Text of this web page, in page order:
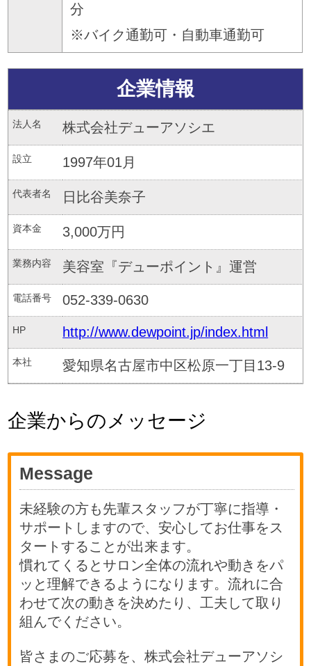
分
※バイク通勤可・自動車通勤可
企業情報
法人名 株式会社デューアソシエ
設立 1997年01月
代表者名 日比谷美奈子
資本金 3,000万円
業務内容 美容室『デューポイント』運営
電話番号 052-339-0630
HP http://www.dewpoint.jp/index.html
本社 愛知県名古屋市中区松原一丁目13-9
企業からのメッセージ
Message
未経験の方も先輩スタッフが丁寧に指導・
サポートしますので、安心してお仕事をス
タートすることが出来ます。
慣れてくるとサロン全体の流れや動きをパ
ッと理解できるようになります。流れに合
わせて次の動きを決めたり、工夫して取り
組んでください。
皆さまのご応募を、株式会社デューアソシ